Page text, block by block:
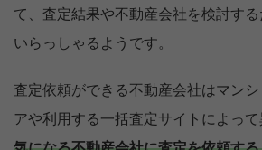
て、査定結果や不動産会社を検討す
いらっしゃるようです。
査定依頼ができる不動産会社はマン
アや利用する一括査定サイトによって